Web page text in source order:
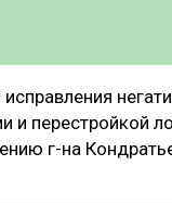
перестройкой
г-на